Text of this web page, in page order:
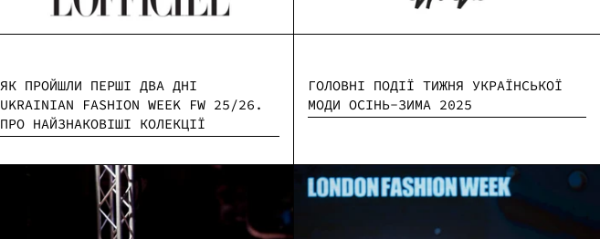
ЯК ПРОЙШЛИ ПЕРШІ ДВА ДНІ
UKRAINIAN FASHION WEEK FW 25/26.
ПРО НАЙЗНАКОВІШІ КОЛЕКЦІЇ
ГОЛОВНІ ПОДІЇ ТИЖНЯ УКРАЇНСЬКОЇ
МОДИ ОСІНЬ-ЗИМА 2025